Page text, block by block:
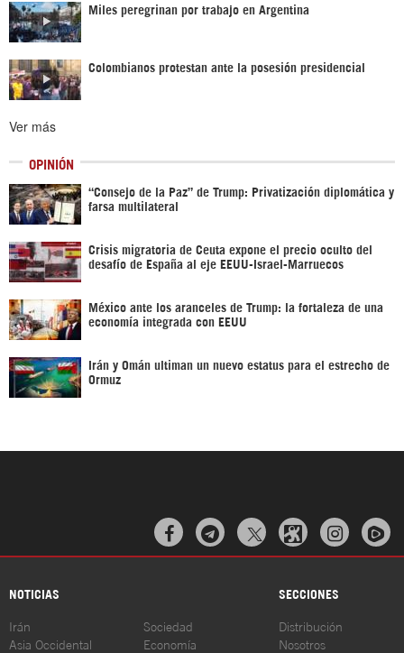
Miles peregrinan por trabajo en Argentina
Colombianos protestan ante la posesión presidencial
Ver más
OPINIÓN
“Consejo de la Paz” de Trump: Privatización diplomática y
farsa multilateral
Crisis migratoria de Ceuta expone el precio oculto del
desafío de España al eje EEUU-Israel-Marruecos
México ante los aranceles de Trump: la fortaleza de una
economía integrada con EEUU
Irán y Omán ultiman un nuevo estatus para el estrecho de
Ormuz
  
NOTICIAS SECCIONES
Irán
Asia Occidental
Sociedad
Economía
Distribución
Nosotros